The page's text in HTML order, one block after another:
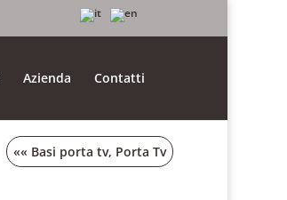
Azienda Contatti
«« Basi porta tv, Porta Tv